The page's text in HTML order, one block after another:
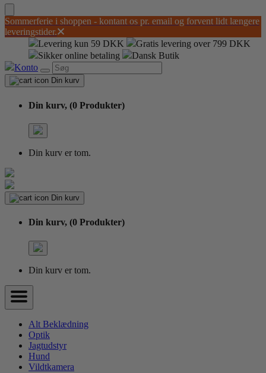
Sommerferie i shoppen - kontant os pr. email og forvent lidt længere
leveringstider.
Levering kun 59 DKK
Gratis levering over 799 DKK
Sikker online betaling
Dansk Butik
Konto
Din kurv
Din kurv, (0 Produkter)
Din kurv er tom.
Din kurv
Din kurv, (0 Produkter)
Din kurv er tom.
Alt Beklædning
Optik
Jagtudstyr
Hund
Vildtkamera